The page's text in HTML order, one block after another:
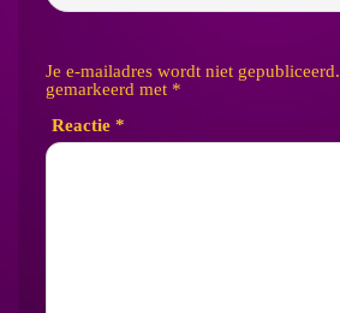
Je e-mailadres wordt niet gepubliceerd.
gemarkeerd met *
Reactie *